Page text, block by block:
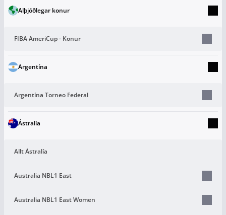
Alþjóðlegar konur
FIBA AmeriCup - Konur
Argentína
Argentína Torneo Federal
Ástralía
Allt Ástralía
Australia NBL1 East
Australia NBL1 East Women